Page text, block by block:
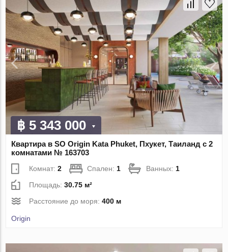
฿ 5 343 000
Квартира в SO Origin Kata Phuket, Пхукет, Таиланд с 2
комнатами № 163703
Комнат:2 Спален:1 Ванных:1
Площадь:30.75 м²
Расстояние до моря:400 м
Origin